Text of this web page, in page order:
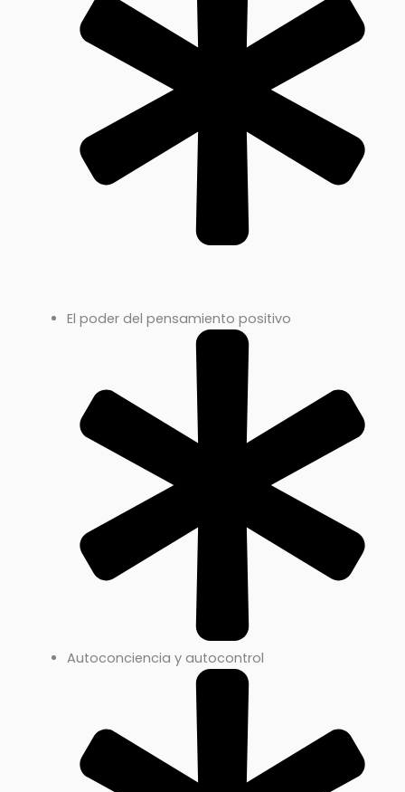
El poder del pensamiento positivo
Autoconciencia y autocontrol